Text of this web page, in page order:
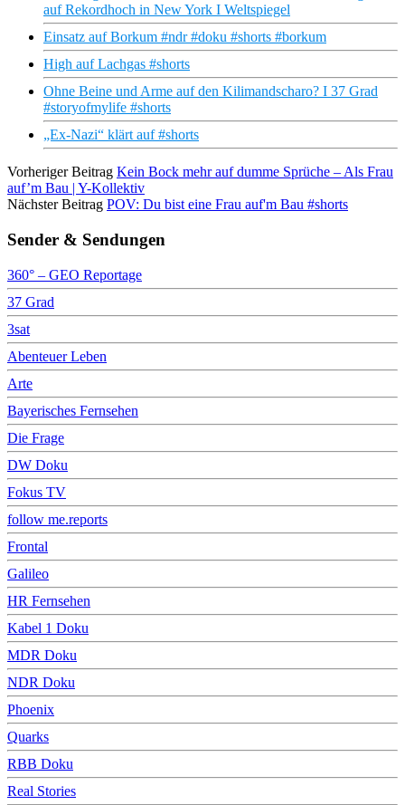
auf Rekordhoch in New York I Weltspiegel
Einsatz auf Borkum #ndr #doku #shorts #borkum
High auf Lachgas #shorts
Ohne Beine und Arme auf den Kilimandscharo? I 37 Grad
#storyofmylife #shorts
„Ex-Nazi“ klärt auf #shorts
Vorheriger Beitrag Kein Bock mehr auf dumme Sprüche – Als Frau
auf’m Bau | Y-Kollektiv
Nächster Beitrag POV: Du bist eine Frau auf'm Bau #shorts
Sender & Sendungen
360° – GEO Reportage
37 Grad
3sat
Abenteuer Leben
Arte
Bayerisches Fernsehen
Die Frage
DW Doku
Fokus TV
follow me.reports
Frontal
Galileo
HR Fernsehen
Kabel 1 Doku
MDR Doku
NDR Doku
Phoenix
Quarks
RBB Doku
Real Stories